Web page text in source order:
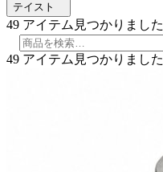
テイスト
49 アイテム見つかりました
49 アイテム見つかりました